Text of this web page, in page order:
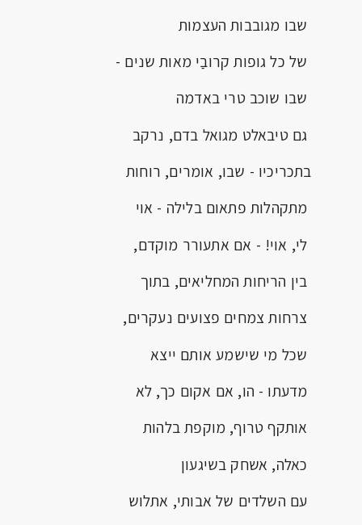
שבו מגובבות העצמות
של כל גופות קרובַי מאות שנים -
שבו שוכב טרי באדמה
גם טיבאלט מגואל בדם, נרקב
בתכריכיו - שבו, אומרים, רוחות
מתקהלות פתאום בלילה - אוי
לי, אוי! - אם אתעורר מוקדם,
בין הריחות המחליאים, בתוך
צרחות צמחים פצועים נעקרים,
שכל מי שישמע אותם ייצא
מדעתו - הו, אם אקום כך, לא
אותקף טרוף, מוקפת בלהות
כאלה, אשחק בשיגעון
עם השלדים של אבותי, אתלוש